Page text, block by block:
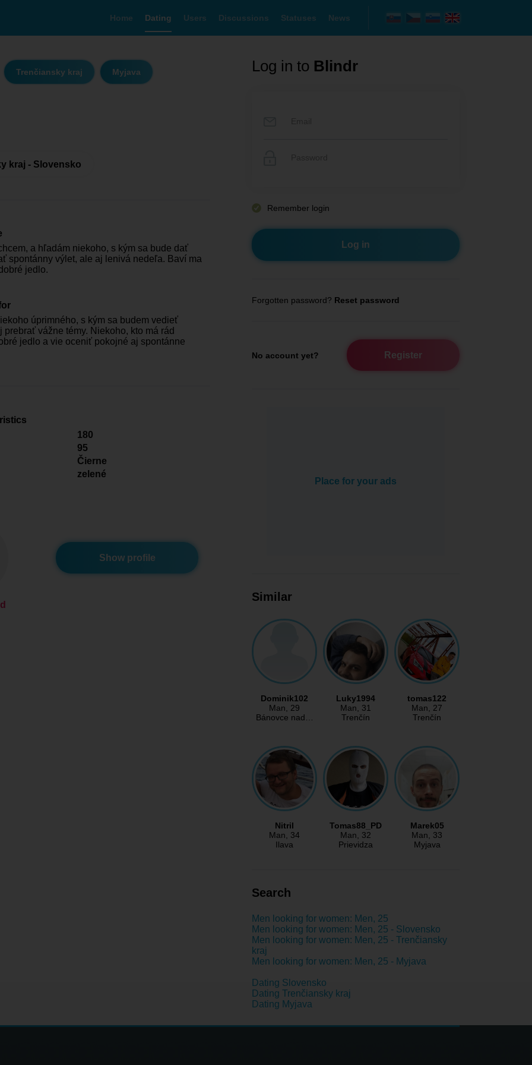
Home Dating Users Discussions Statuses News
Trenčiansky kraj Myjava
kraj - Slovensko
a hľadám niekoho, s kým sa bude dať
spontánny výlet, ale aj lenivá nedeľa. Baví ma
jedlo.
úprimného, s kým sa budem vedieť
prebrať vážne témy. Niekoho, kto má rád
jedlo a vie oceniť pokojné aj spontánne
180
95
Čierne
zelené
Show profile
Log in to Blindr
Remember login
Forgotten password? Reset password
No account yet? Register
Place for your ads
Similar
Dominik102
Man, 29
Bánovce nad…
Luky1994
Man, 31
Trenčín
tomas122
Man, 27
Trenčín
Nitril
Man, 34
Ilava
Tomas88_PD
Man, 32
Prievidza
Marek05
Man, 33
Myjava
Search
Men looking for women: Men, 25
Men looking for women: Men, 25 - Slovensko
Men looking for women: Men, 25 - Trenčiansky
kraj
Men looking for women: Men, 25 - Myjava
Dating Slovensko
Dating Trenčiansky kraj
Dating Myjava